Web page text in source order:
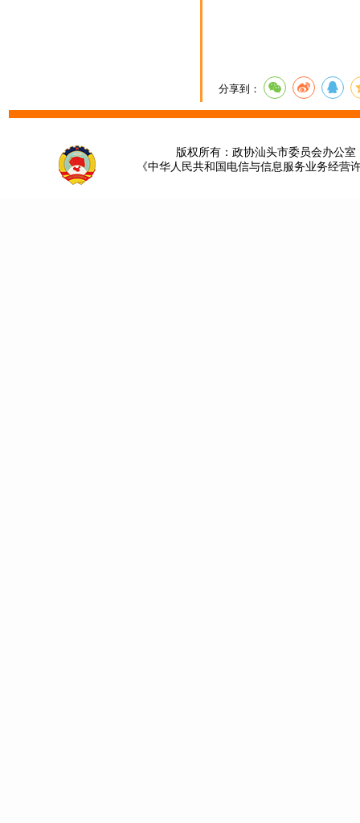
分享到：
版权所有：政协汕头市委员会办公
《中华人民共和国电信与信息服务业务经营